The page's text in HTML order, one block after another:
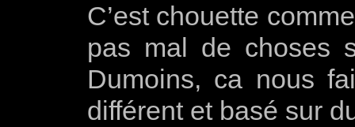
C’est chouette
pas mal de choses
Dumoins, ca nous
différent et basé sur